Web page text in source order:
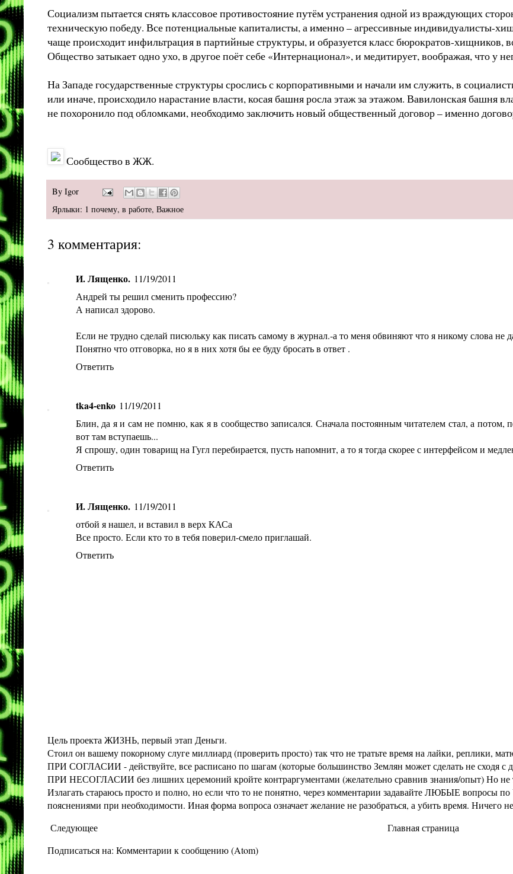
Социализм пытается снять классовое противостояние путём устранения одной из враждующих
техническую победу. Все потенциальные капиталисты, а именно – агрессивные индивидуалисты-
чаще происходит инфильтрация в партийные структуры, и образуется класс бюрократов-хищников,
Общество затыкает одно ухо, в другое поёт себе «Интернационал», и медитирует, воображая, что у
На Западе государственные структуры срослись с корпоративными и начали им служить, в
или иначе, происходило нарастание власти, косая башня росла этаж за этажом. Вавилонская башня
не похоронило под обломками, необходимо заключить новый общественный договор – именно
Сообщество в ЖЖ.
By Igor
Ярлыки: 1 почему, в работе, Важное
3 комментария:
И. Лященко. 11/19/2011
Андрей ты решил сменить профессию?
А написал здорово.
Если не трудно сделай писюльку как писать самому в журнал.-а то меня обвиняют что я никому слова не
Понятно что отговорка, но я в них хотя бы ее буду бросать в ответ .
Ответить
tka4-enko 11/19/2011
Блин, да я и сам не помню, как я в сообщество записался. Сначала постоянным читателем стал, а
вот там вступаешь...
Я спрошу, один товарищ на Гугл перебирается, пусть напомнит, а то я тогда скорее с интерфейсом и
Ответить
И. Лященко. 11/19/2011
отбой я нашел, и вставил в верх КАСа
Все просто. Если кто то в тебя поверил-смело приглашай.
Ответить
Цель проекта ЖИЗНЬ, первый этап Деньги.
Стоил он вашему покорному слуге миллиард (проверить просто) так что не тратьте время на лайки, реплики,
ПРИ СОГЛАСИИ - действуйте, все расписано по шагам (которые большинство Землян может сделать не сходя с
ПРИ НЕСОГЛАСИИ без лишних церемоний кройте контраргументами (желательно сравнив знания/опыт) Но не
Излагать стараюсь просто и полно, но если что то не понятно, через комментарии задавайте ЛЮБЫЕ
пояснениями при необходимости. Иная форма вопроса означает желание не разобраться, а убить время. Ничего
Следующее
Главная страница
Подписаться на: Комментарии к сообщению (Atom)